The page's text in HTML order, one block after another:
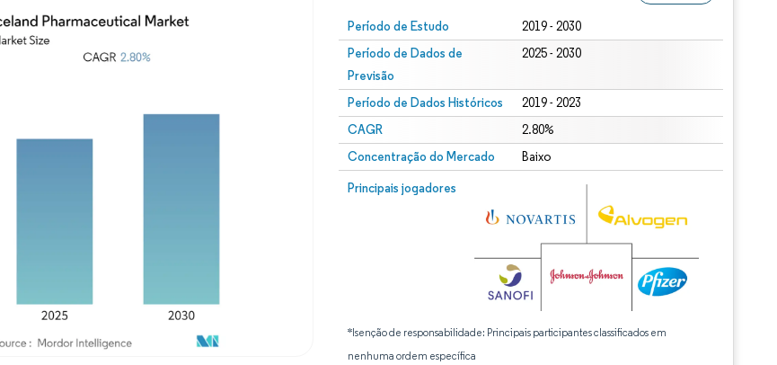
Período de Estudo 2019 - 2030
Período de Dados de
Previsão
2025 - 2030
Período de Dados Históricos 2019 - 2023
CAGR 2.80%
Concentração do Mercado Baixo
Principais jogadores
*Isenção de responsabilidade: Principais participantes classificados em
nenhuma ordem específica